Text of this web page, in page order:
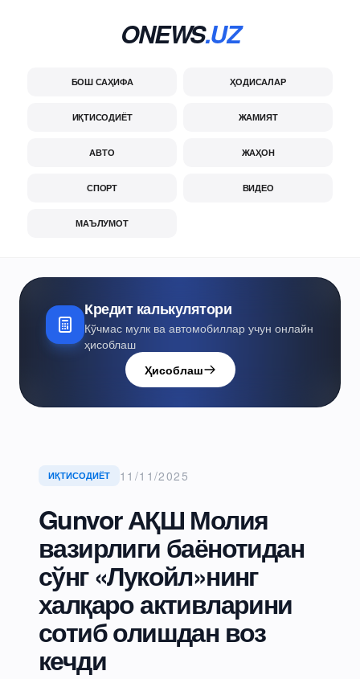
ONEWS.UZ
БОШ САҲИФА ҲОДИСАЛАР
ИҚТИСОДИЁТ ЖАМИЯТ
АВТО ЖАҲОН
СПОРТ ВИДЕО
МАЪЛУМОТ
Кредит калькулятори
Кўчмас мулк ва автомобиллар учун онлайн
ҳисоблаш
Ҳисоблаш
ИҚТИСОДИЁТ 11/11/2025
Gunvor АҚШ Молия
вазирлиги баёнотидан
сўнг «Лукойл»нинг
халқаро активларини
сотиб олишдан воз
кечди